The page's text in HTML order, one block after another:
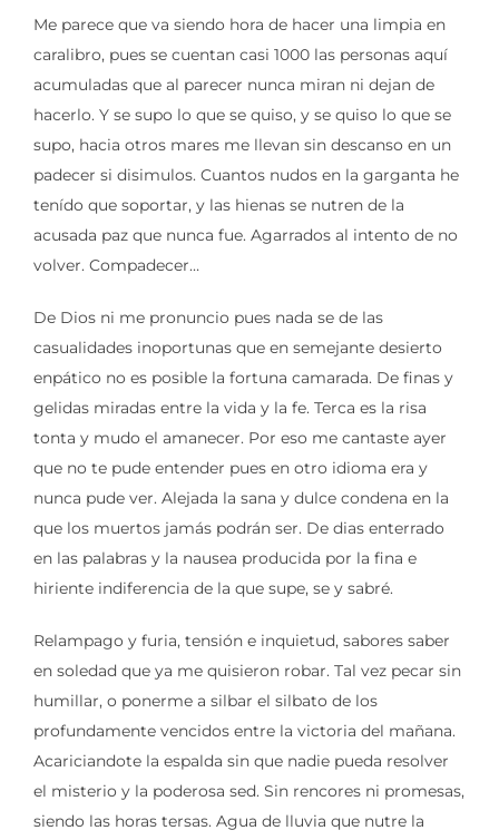
Me parece que va siendo hora de hacer una limpia en
caralibro, pues se cuentan casi 1000 las personas aquí
acumuladas que al parecer nunca miran ni dejan de
hacerlo. Y se supo lo que se quiso, y se quiso lo que se
supo, hacia otros mares me llevan sin descanso en un
padecer si disimulos. Cuantos nudos en la garganta he
tenído que soportar, y las hienas se nutren de la
acusada paz que nunca fue. Agarrados al intento de no
volver. Compadecer…
De Dios ni me pronuncio pues nada se de las
casualidades inoportunas que en semejante desierto
enpático no es posible la fortuna camarada. De finas y
gelidas miradas entre la vida y la fe. Terca es la risa
tonta y mudo el amanecer. Por eso me cantaste ayer
que no te pude entender pues en otro idioma era y
nunca pude ver. Alejada la sana y dulce condena en la
que los muertos jamás podrán ser. De dias enterrado
en las palabras y la nausea producida por la fina e
hiriente indiferencia de la que supe, se y sabré.
Relampago y furia, tensión e inquietud, sabores saber
en soledad que ya me quisieron robar. Tal vez pecar sin
humillar, o ponerme a silbar el silbato de los
profundamente vencidos entre la victoria del mañana.
Acariciandote la espalda sin que nadie pueda resolver
el misterio y la poderosa sed. Sin rencores ni promesas,
siendo las horas tersas. Agua de lluvia que nutre la